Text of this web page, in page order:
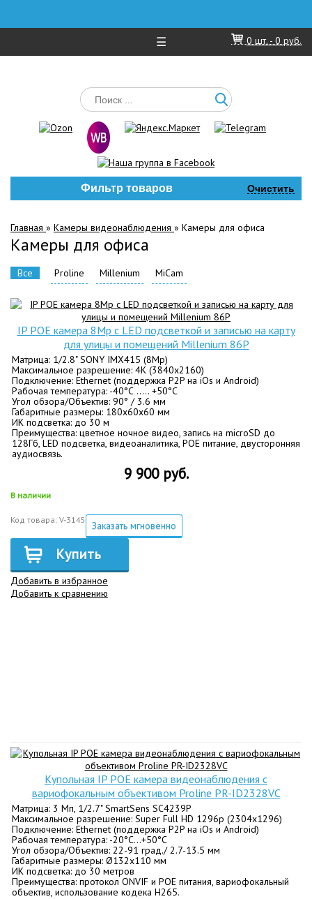
☰ 0 шт. - 0 руб.
Фильтр товаров Очистить
Главная » Камеры видеонаблюдения » Камеры для офиса
Камеры для офиса
Все Proline Millenium MiCam
IP POE камера 8Mp с LED подсветкой и записью на карту
для улицы и помещений Millenium 86P
Матрица: 1/2.8" SONY IMX415 (8Mp)
Максимальное разрешение: 4K (3840x2160)
Подключение: Ethernet (поддержка P2P на iOs и Android)
Рабочая температура: -40°С ….. +50°С
Угол обзора/Объектив: 90° / 3.6 мм
Габаритные размеры: 180x60х60 мм
ИК подсветка: до 30 м
Преимущества: цветное ночное видео, запись на microSD до
128Гб, LED подсветка, видеоаналитика, POE питание, двусторонняя
аудиосвязь.
9 900 руб.
В наличии
Код товара: V-3145 Заказать мгновенно
Купить
Добавить в избранное
Добавить к сравнению
Купольная IP POE камера видеонаблюдения с
вариофокальным объективом Proline PR-ID2328VC
Матрица: 3 Мп, 1/2.7" SmartSens SC4239P
Максимальное разрешение: Super Full HD 1296p (2304х1296)
Подключение: Ethernet (поддержка P2P на iOs и Android)
Рабочая температура: -20°С...+50°С
Угол обзора/Объектив: 22-91 град./ 2.7-13.5 мм
Габаритные размеры: Ø132х110 мм
ИК подсветка: до 30 метров
Преимущества: протокол ONVIF и POE питания, вариофокальный
объектив, использование кодека H265.